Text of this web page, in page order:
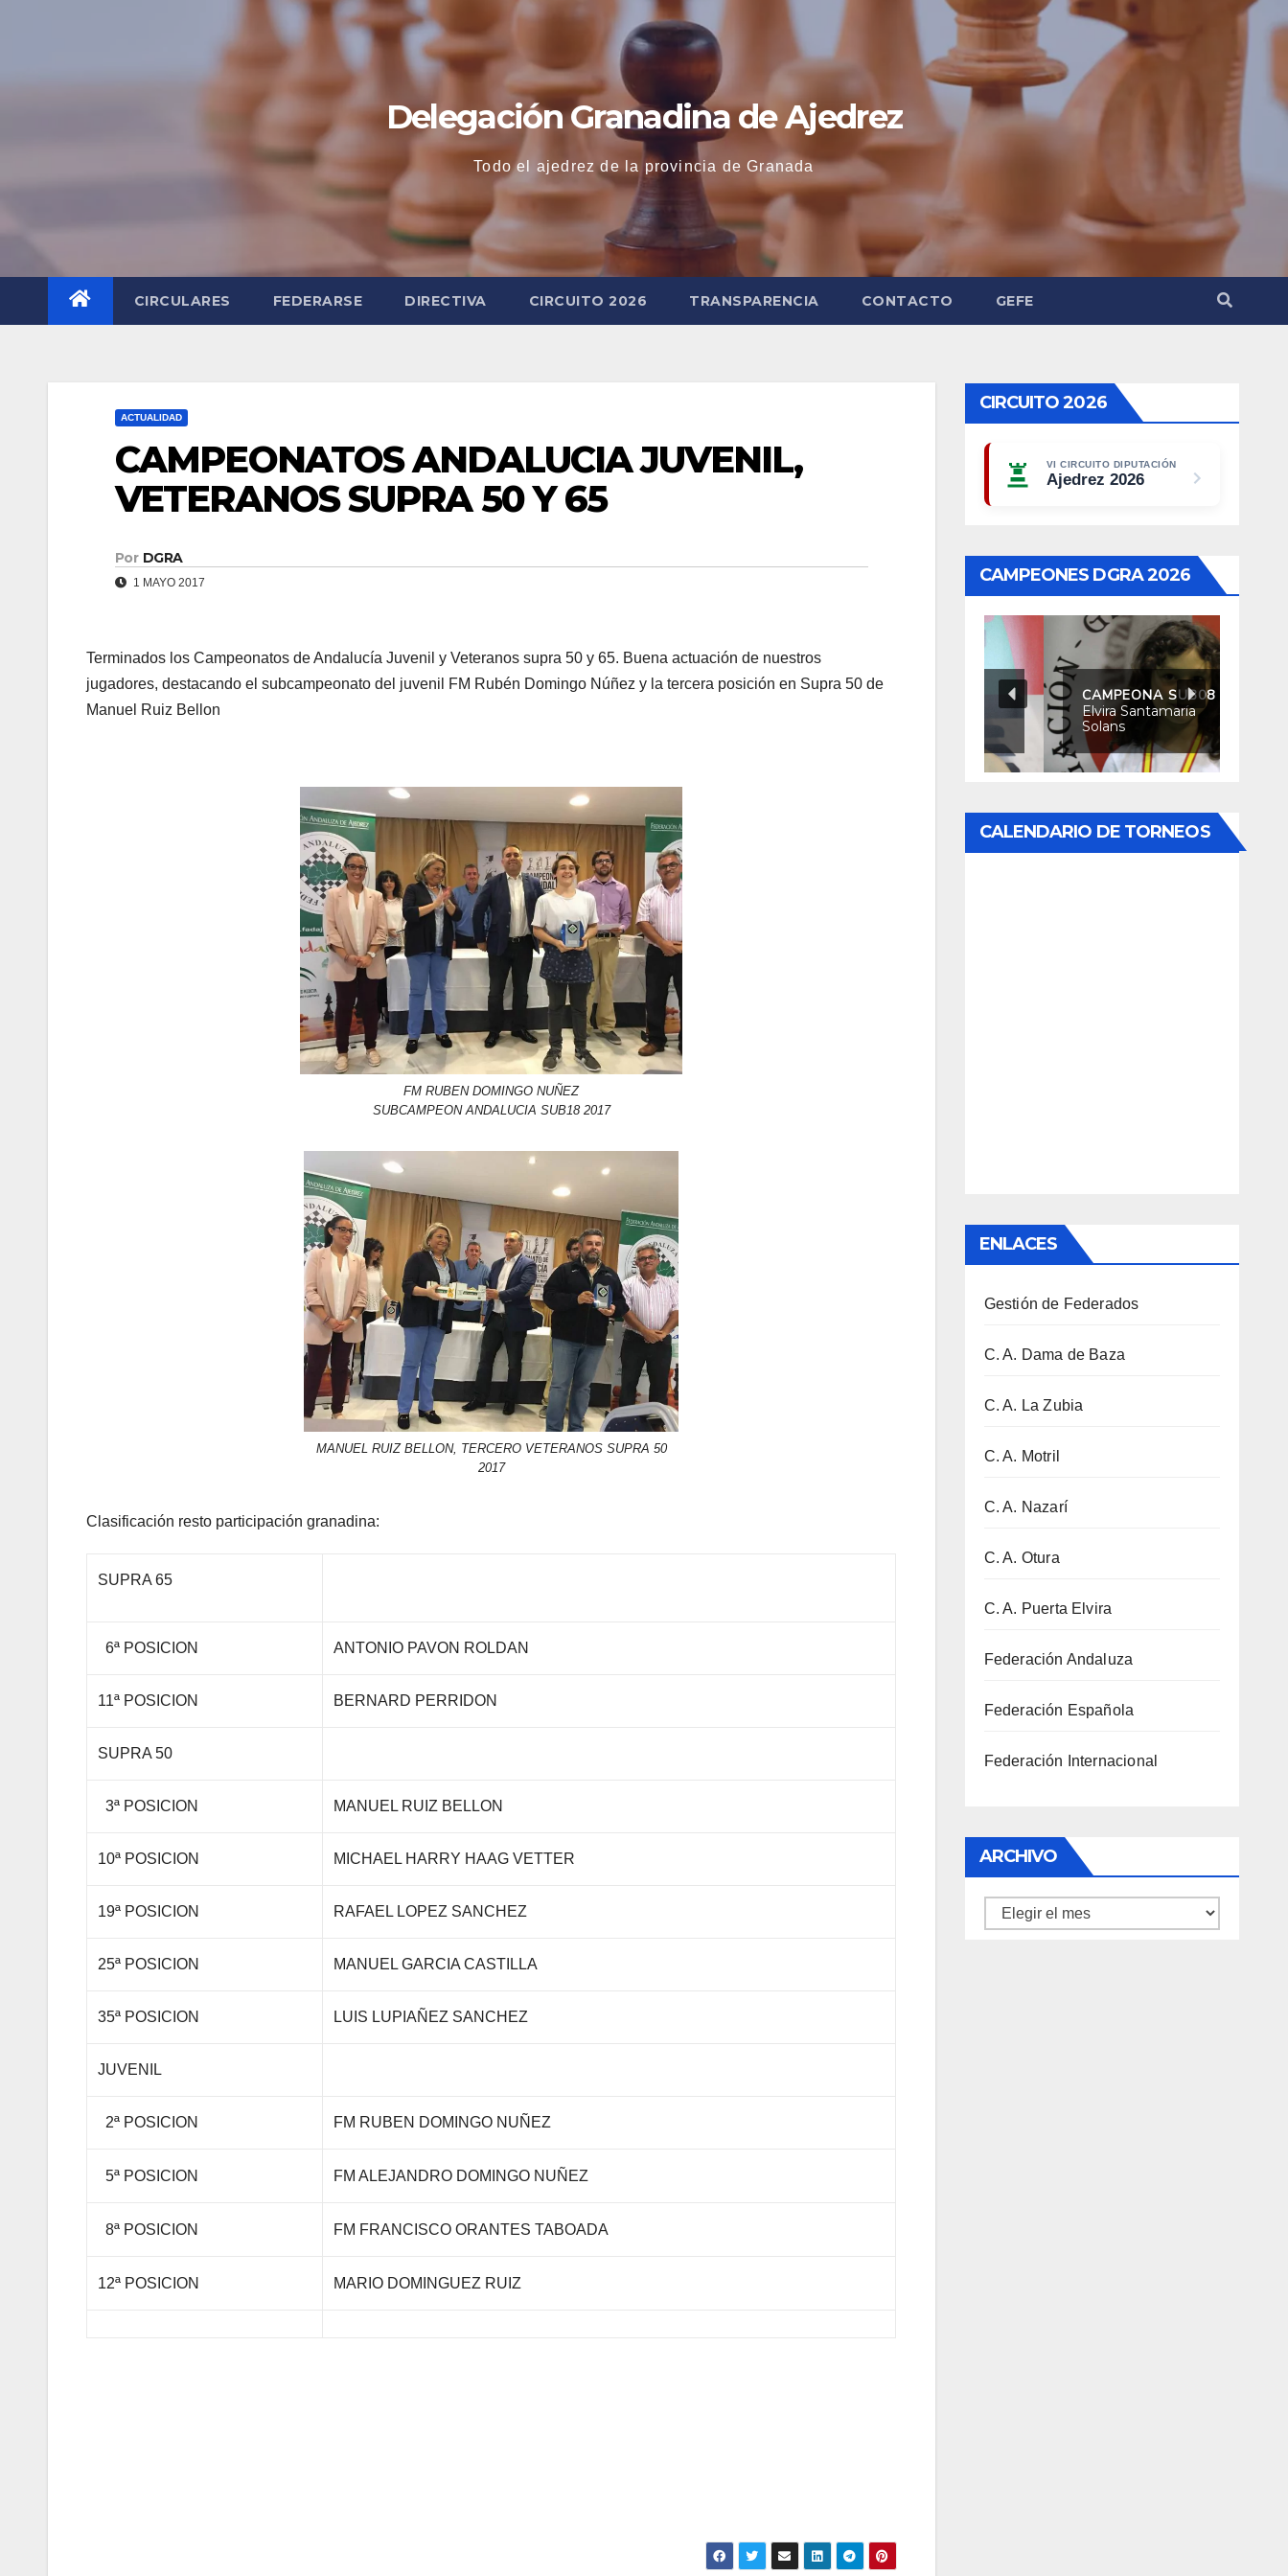
Delegación Granadina de Ajedrez
Todo el ajedrez de la provincia de Granada
CIRCULARES FEDERARSE DIRECTIVA CIRCUITO 2026 TRANSPARENCIA CONTACTO GEFE
ACTUALIDAD
CAMPEONATOS ANDALUCIA JUVENIL,
VETERANOS SUPRA 50 Y 65
Por DGRA
1 MAYO 2017
Terminados los Campeonatos de Andalucía Juvenil y Veteranos supra 50 y 65. Buena actuación de nuestros
jugadores, destacando el subcampeonato del juvenil FM Rubén Domingo Núñez y la tercera posición en Supra 50 de
Manuel Ruiz Bellon
FM RUBEN DOMINGO NUÑEZ
SUBCAMPEON ANDALUCIA SUB18 2017
MANUEL RUIZ BELLON, TERCERO VETERANOS SUPRA 50
2017
Clasificación resto participación granadina:
SUPRA 65
6ª POSICION ANTONIO PAVON ROLDAN
11ª POSICION BERNARD PERRIDON
SUPRA 50
3ª POSICION MANUEL RUIZ BELLON
10ª POSICION MICHAEL HARRY HAAG VETTER
19ª POSICION RAFAEL LOPEZ SANCHEZ
25ª POSICION MANUEL GARCIA CASTILLA
35ª POSICION LUIS LUPIAÑEZ SANCHEZ
JUVENIL
2ª POSICION FM RUBEN DOMINGO NUÑEZ
5ª POSICION FM ALEJANDRO DOMINGO NUÑEZ
8ª POSICION FM FRANCISCO ORANTES TABOADA
12ª POSICION MARIO DOMINGUEZ RUIZ
CIRCUITO 2026
VI CIRCUITO DIPUTACIÓN
Ajedrez 2026
CAMPEONES DGRA 2026
CAMPEONA SUB08
Elvira Santamaría
Solans
CALENDARIO DE TORNEOS
ENLACES
Gestión de Federados
C. A. Dama de Baza
C. A. La Zubia
C. A. Motril
C. A. Nazarí
C. A. Otura
C. A. Puerta Elvira
Federación Andaluza
Federación Española
Federación Internacional
ARCHIVO
Archivo